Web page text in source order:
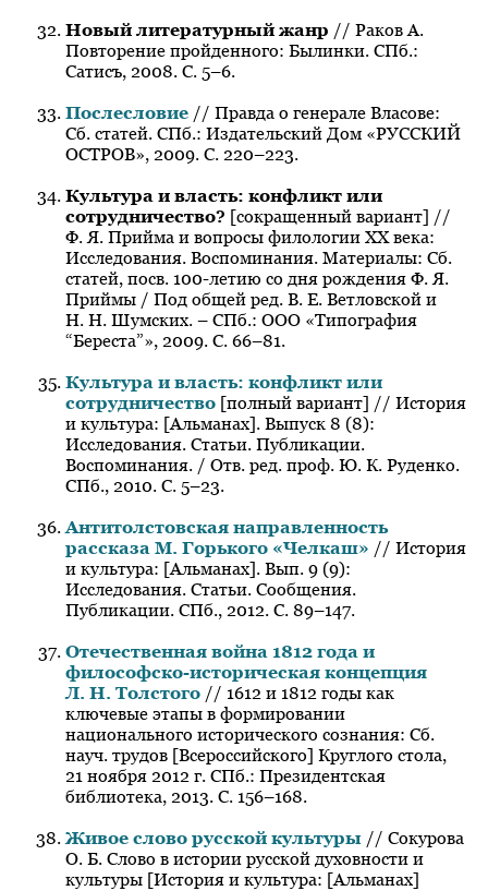
Новый литературный жанр // Раков А.
Повторение пройденного: Былинки. СПб.:
Сатисъ, 2008. С. 5–6.
Послесловие // Правда о генерале Власове:
Сб. статей. СПб.: Издательский Дом «РУССКИЙ
ОСТРОВ», 2009. С. 220–223.
Культура и власть: конфликт или
сотрудничество? [сокращенный вариант] //
Ф. Я. Прийма и вопросы филологии ХХ века:
Исследования. Воспоминания. Материалы: Сб.
статей, посв. 100-летию со дня рождения Ф. Я.
Приймы / Под общей ред. В. Е. Ветловской и
Н. Н. Шумских. – СПб.: ООО «Типография
“Береста”», 2009. С. 66–81.
Культура и власть: конфликт или
сотрудничество [полный вариант] // История
и культура: [Альманах]. Выпуск 8 (8):
Исследования. Статьи. Публикации.
Воспоминания. / Отв. ред. проф. Ю. К. Руденко.
СПб., 2010. С. 5–23.
Антитолстовская направленность
рассказа М. Горького «Челкаш» // История
и культура: [Альманах]. Вып. 9 (9):
Исследования. Статьи. Сообщения.
Публикации. СПб., 2012. С. 89–147.
Отечественная война 1812 года и
философско-историческая концепция
Л. Н. Толстого // 1612 и 1812 годы как
ключевые этапы в формировании
национального исторического сознания: Сб.
науч. трудов [Всероссийского] Круглого стола,
21 ноября 2012 г. СПб.: Президентская
библиотека, 2013. С. 156–168.
Живое слово русской культуры // Сокурова
О. Б. Слово в истории русской духовности и
культуры [История и культура: [Альманах]